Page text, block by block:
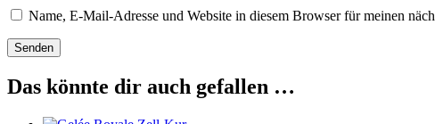
Name, E-Mail-Adresse und Website in diesem Browser für meinen
Das könnte dir auch gefallen …